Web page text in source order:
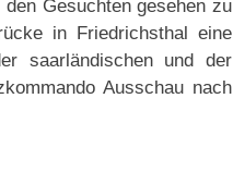
Gesuchten gesehen zu
in Friedrichsthal eine
saarländischen und der
Ausschau nach